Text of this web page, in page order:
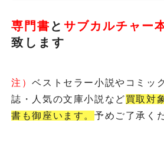
専門書 とサブカルチャー
致します
注）ベストセラー小説やコミッ
誌・人気の文庫小説など買取対
書も御座います。 予めご了承く